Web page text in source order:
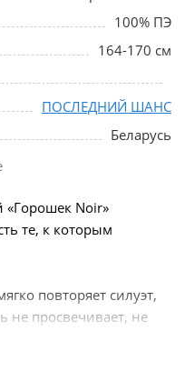
100% ПЭ
164-170 см
ПОСЛЕДНИЙ ШАНС
Беларусь
Noir»
те, к которым
повторяет силуэт,
не просвечивает, не
в течение дня.